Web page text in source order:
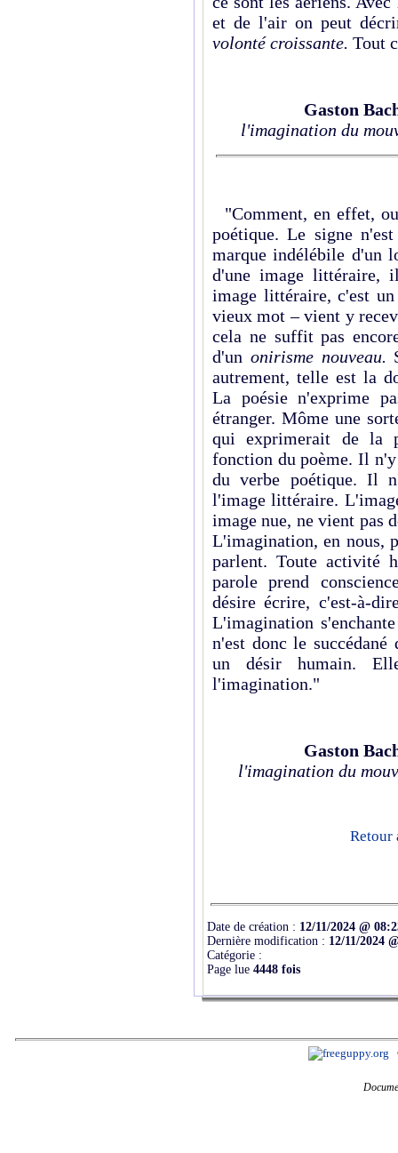
et de l'air on peut
volonté croissante. Tout
Gaston
l'imagination du
"Comment, en effet,
poétique. Le signe
marque indélébile d'un
d'une image littéraire,
image littéraire, c'est
vieux mot – vient y
cela ne suffit pas
d'un onirisme nouveau.
autrement, telle est la
La poésie n'exprime
étranger. Môme une
qui exprimerait de la
fonction du poème. Il
du verbe poétique. Il
l'image littéraire.
image nue, ne vient pas
L'imagination, en nous,
parlent. Toute activité
parole prend
désire écrire, c'est-à-
L'imagination
n'est donc le
un désir humain.
l'imagination."
Gaston
l'imagination du
Retour
Date de création : 12/11/2024 @
Dernière modification : 12/11/2024
Catégorie :
Page lue 4448 fois